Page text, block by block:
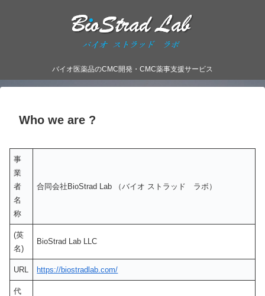
バイオ医薬品のCMC開発・CMC薬事支援サービス
Who we are ?
事
業
者
名
称
合同会社BioStrad Lab （バイオ ストラッド ラボ）
(英
名)
BioStrad Lab LLC
URL https://biostradlab.com/
代